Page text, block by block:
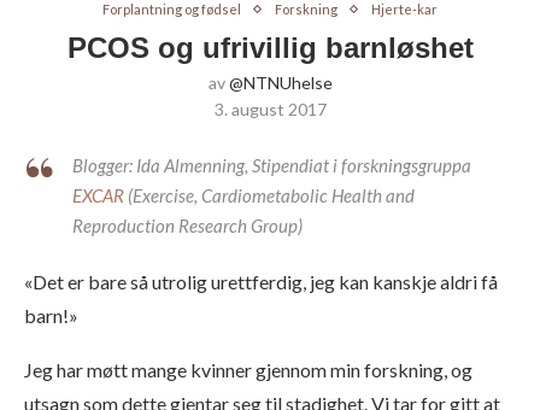
Forplantning og fødsel Forskning Hjerte-kar
PCOS og ufrivillig barnløshet
av@NTNUhelse
3. august 2017
Blogger: Ida Almenning, Stipendiat i forskningsgruppa
EXCAR (Exercise, Cardiometabolic Health and
Reproduction Research Group)
«Det er bare så utrolig urettferdig, jeg kan kanskje aldri få
barn!»
Jeg har møtt mange kvinner gjennom min forskning, og
utsagn som dette gjentar seg til stadighet. Vi tar for gitt at